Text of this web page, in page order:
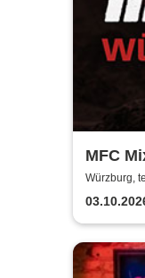
MFC
Würzburg,